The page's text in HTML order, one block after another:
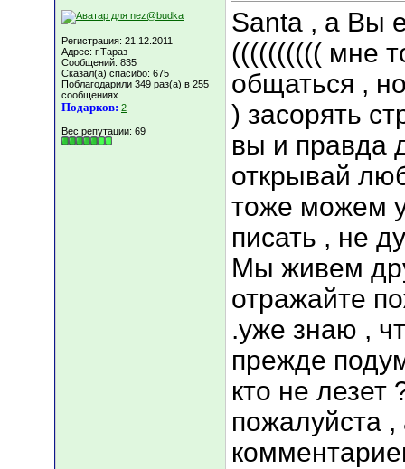
Регистрация: 21.12.2011
Адрес: г.Тараз
Сообщений: 835
Сказал(а) спасибо: 675
Поблагодарили 349 раз(а) в 255
сообщениях
Подарков: 2
Вес репутации: 69
Santa , а Вы
(((((((((( мне
общаться ,
) засорять
вы и правда
открывай
тоже можем
писать , не
Мы живем
отражайте
.уже знаю ,
прежде
кто не лезет
пожалуйста